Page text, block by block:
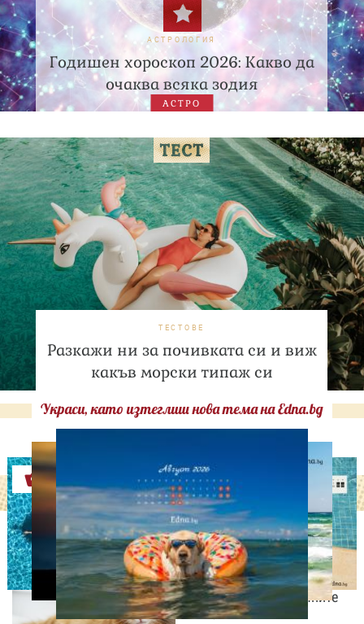
АСТРОЛОГИЯ
Годишен хороскоп 2026: Какво да
очаква всяка зодия
АСТРО
ТЕСТОВЕ
Разкажи ни за почивката си и виж
какъв морски типаж си
Украси, като изтеглиш нова тема на Edna.bg
Оферти
ЛЮБОПИТНО
Световен ден на котките:
10 любопитни факта за
едни от най-загадъчните
животни